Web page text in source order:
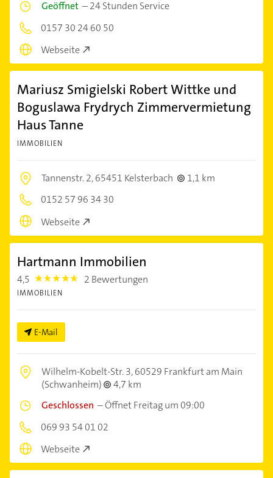
Geöffnet –24 Stunden Service
0157 30 24 60 50
Webseite
Mariusz Smigielski Robert Wittke und
Boguslawa Frydrych Zimmervermietung
Haus Tanne
IMMOBILIEN
Tannenstr. 2,65451 Kelsterbach
1,1 km
0152 57 96 34 30
Webseite
Hartmann Immobilien
4,5 4.5 2 Bewertungen
IMMOBILIEN
E-Mail
Wilhelm-Kobelt-Str. 3,60529 Frankfurt am Main
(Schwanheim)
4,7 km
Geschlossen –Öffnet Freitag um 09:00
069 93 54 01 02
Webseite